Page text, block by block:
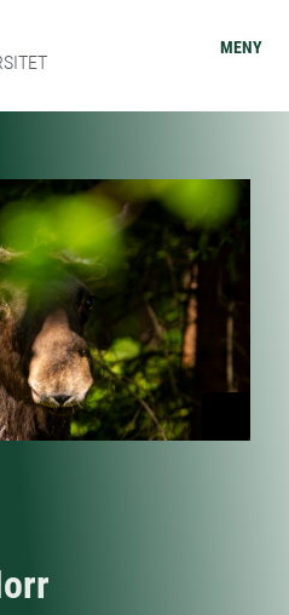
MENY